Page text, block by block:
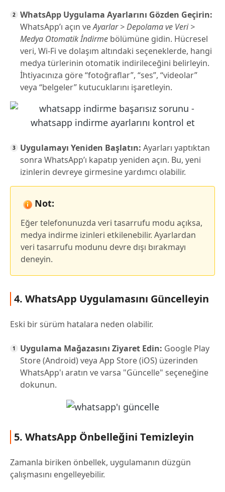
WhatsApp Uygulama Ayarlarını Gözden Geçirin:
WhatsApp’ı açın veAyarlar > Depolama ve Veri >
Medya Otomatik İndirme bölümüne gidin. Hücresel
veri, Wi-Fi ve dolaşım altındaki seçeneklerde, hangi
medya türlerinin otomatik indirileceğini belirleyin.
İhtiyacınıza göre “fotoğraflar”, “ses”, “videolar”
veya “belgeler” kutucuklarını işaretleyin.
Uygulamayı Yeniden Başlatın: Ayarları yaptıktan
sonra WhatsApp’ı kapatıp yeniden açın. Bu, yeni
izinlerin devreye girmesine yardımcı olabilir.
Not:
Eğer telefonunuzda veri tasarrufu modu açıksa,
medya indirme izinleri etkilenebilir. Ayarlardan
veri tasarrufu modunu devre dışı bırakmayı
deneyin.
4. WhatsApp Uygulamasını Güncelleyin
Eski bir sürüm hatalara neden olabilir.
Uygulama Mağazasını Ziyaret Edin: Google Play
Store (Android) veya App Store (iOS) üzerinden
WhatsApp'ı aratın ve varsa "Güncelle" seçeneğine
dokunun.
5. WhatsApp Önbelleğini Temizleyin
Zamanla biriken önbellek, uygulamanın düzgün
çalışmasını engelleyebilir.